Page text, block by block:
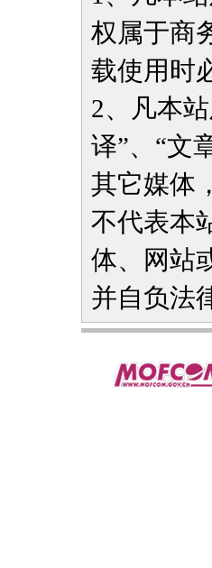
权属于商
载使用时
2、凡本
译”、“文
其它媒体
不代表本
体、网站
并自负法